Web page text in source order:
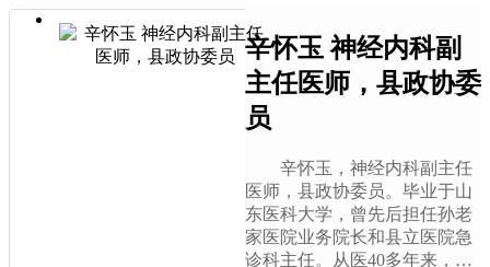
辛怀玉 神经内科副
主任医师，县政协委
员
辛怀玉，神经内科副主任
医师，县政协委员。毕业于山
东医科大学，曾先后担任孙老
家医院业务院长和县立医院急
诊科主任。从医40多年来，主